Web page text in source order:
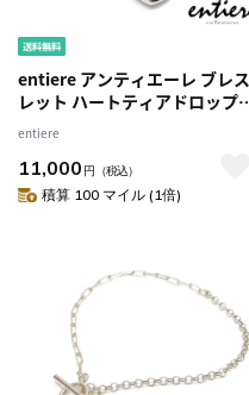
entiere アンティエーレ ブレス
レット ハートティアドロップ
17+3cm シルバー925 ロジウム
コーティング
entiere
11,000 円 （税込）
積算 100 マイル (1倍)